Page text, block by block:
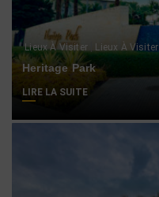
Lieux À Visiter Lieux À Visiter
Heritage Park
LIRE LA SUITE